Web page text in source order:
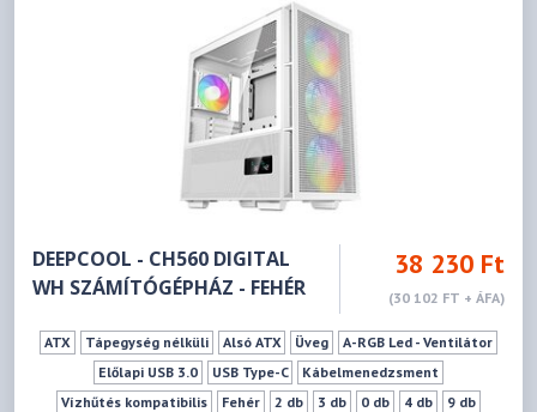
DEEPCOOL - CH560 DIGITAL
WH SZÁMÍTÓGÉPHÁZ - FEHÉR
38 230 Ft
(30 102 FT + ÁFA)
ATX Tápegység nélküli Alsó ATX Üveg
A-RGB Led - Ventilátor
Előlapi USB 3.0
USB Type-C
Kábelmenedzsment
Vízhűtés kompatibilis
Fehér 2 db 3 db 0 db 4 db
9 db